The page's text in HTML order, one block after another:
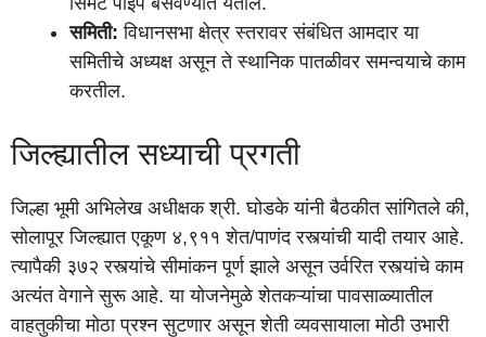
समिती: विधानसभा क्षेत्र स्तरावर संबंधित आमदार या
समितीचे अध्यक्ष असून ते स्थानिक पातळीवर समन्वयाचे काम
करतील.
जिल्ह्यातील सध्याची प्रगती
जिल्हा भूमी अभिलेख अधीक्षक श्री. घोडके यांनी बैठकीत सांगितले की,
सोलापूर जिल्ह्यात एकूण ४,९११ शेत/पाणंद रस्त्यांची यादी तयार आहे.
त्यापैकी ३७२ रस्त्यांचे सीमांकन पूर्ण झाले असून उर्वरित रस्त्यांचे काम
अत्यंत वेगाने सुरू आहे. या योजनेमुळे शेतकऱ्यांचा पावसाळ्यातील
वाहतुकीचा मोठा प्रश्न सुटणार असून शेती व्यवसायाला मोठी उभारी